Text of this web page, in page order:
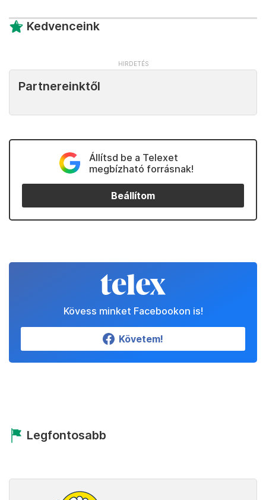
Kedvenceink
Partnereinktől
Állítsd be a Telexet
megbízható forrásnak!
Beállítom
Kövess minket Facebookon is!
Követem!
Legfontosabb